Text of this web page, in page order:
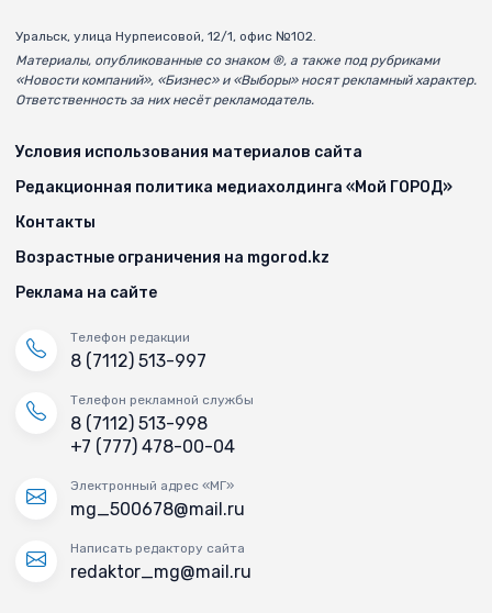
Уральск, улица Нурпеисовой, 12/1, офис №102.
Материалы, опубликованные со знаком ®, а также под рубриками
«Новости компаний», «Бизнес» и «Выборы» носят рекламный характер.
Ответственность за них несёт рекламодатель.
Условия использования материалов сайта
Редакционная политика медиахолдинга «Мой ГОРОД»
Контакты
Возрастные ограничения на mgorod.kz
Реклама на сайте
Телефон редакции
8 (7112) 513-997
Телефон рекламной службы
8 (7112) 513-998
+7 (777) 478-00-04
Электронный адрес «МГ»
mg_500678@mail.ru
Написать редактору сайта
redaktor_mg@mail.ru